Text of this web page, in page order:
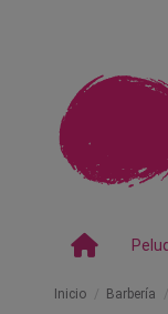
Inicio Barbería